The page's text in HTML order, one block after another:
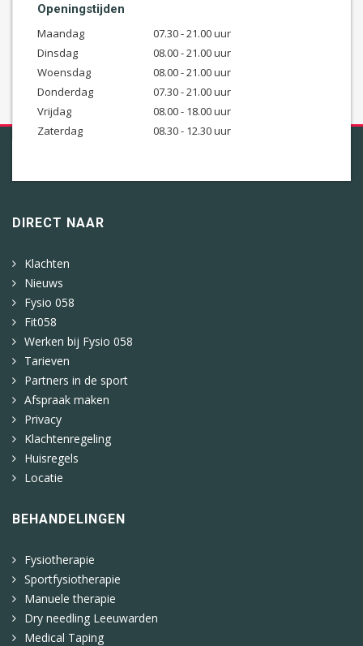
Openingstijden
Maandag
07.30 - 21.00 uur
Dinsdag
08.00 - 21.00 uur
Woensdag
08.00 - 21.00 uur
Donderdag
07.30 - 21.00 uur
Vrijdag
08.00 - 18.00 uur
Zaterdag
08.30 - 12.30 uur
DIRECT NAAR
Klachten
Nieuws
Fysio 058
Fit058
Werken bij Fysio 058
Tarieven
Partners in de sport
Afspraak maken
Privacy
Klachtenregeling
Huisregels
Locatie
BEHANDELINGEN
Fysiotherapie
Sportfysiotherapie
Manuele therapie
Dry needling Leeuwarden
Medical Taping